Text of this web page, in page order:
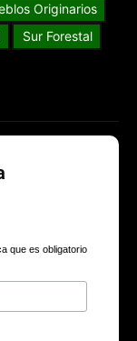
Originarios
Sur Forestal
que es obligatorio